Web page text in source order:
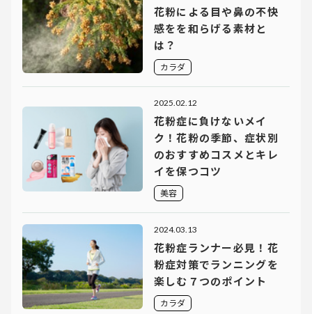
花粉による目や鼻の不快
感をを和らげる素材と
は？
カラダ
2025.02.12
花粉症に負けないメイ
ク！花粉の季節、症状別
のおすすめコスメとキレ
イを保つコツ
美容
2024.03.13
花粉症ランナー必見！花
粉症対策でランニングを
楽しむ７つのポイント
カラダ